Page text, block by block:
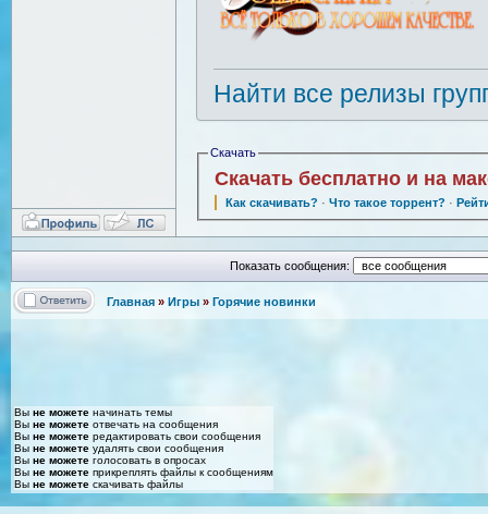
Найти все релизы
Скачать
Скачать бесплатно и на
Как скачивать? · Что такое торрент? ·
Показать сообщения:
Главная » Игры » Горячие новинки
Вы не можете начинать темы
Вы не можете отвечать на сообщения
Вы не можете редактировать свои сообщения
Вы не можете удалять свои сообщения
Вы не можете голосовать в опросах
Вы не можете прикреплять файлы к сообщениям
Вы не можете скачивать файлы